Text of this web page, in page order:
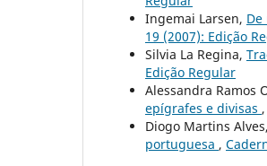
Ingemai Larsen,
19 (2007): Edição
Silvia La Regina,
Edição Regular
Alessandra Ramos
epígrafes e divisas ,
Diogo Martins Alves,
portuguesa ,